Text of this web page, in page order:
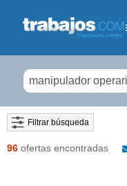
Filtrar búsqueda
96 ofertas encontradas